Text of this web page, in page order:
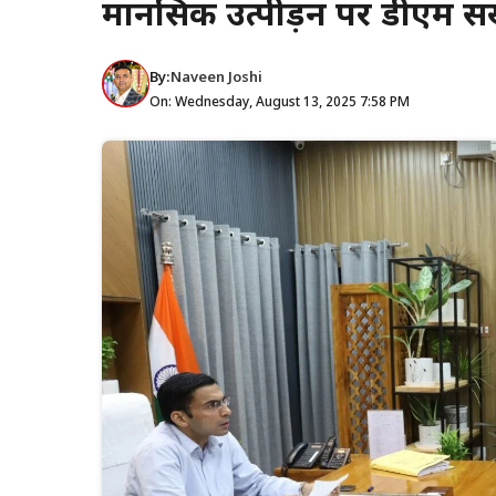
मानसिक उत्पीड़न पर डीएम
By:Naveen Joshi
On: Wednesday, August 13, 2025 7:58 PM